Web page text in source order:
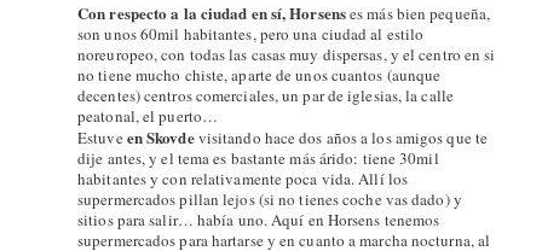
Con respecto a la ciudad en sí, Horsenses más bien pequeña,
son unos 60mil habitantes, pero una ciudad al estilo
noreuropeo, con todas las casas muy dispersas, y el centro en si
no tiene mucho chiste, aparte de unos cuantos (aunque
decentes) centros comerciales, un par de iglesias, la calle
peatonal, el puerto…
Estuveen Skovdevisitando hace dos años a los amigos que te
dije antes, y el tema es bastante más árido: tiene 30mil
habitantes y con relativamente poca vida. Allí los
supermercados pillan lejos (si no tienes coche vas dado) y
sitios para salir… había uno. Aquí en Horsens tenemos
supermercados para hartarse y en cuanto a marcha nocturna, al